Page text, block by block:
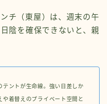
チ（東屋）は、週末の午
陰を確保できないと、親
テントが生命線。強い日差しか
着替えのプライベート空間と